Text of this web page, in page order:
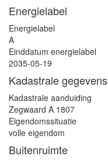
Energielabel
Energielabel
A
Einddatum energielabel
2035-05-19
Kadastrale gegevens
Kadastrale aanduiding
Zegwaard A 1807
Eigendomssituatie
volle eigendom
Buitenruimte